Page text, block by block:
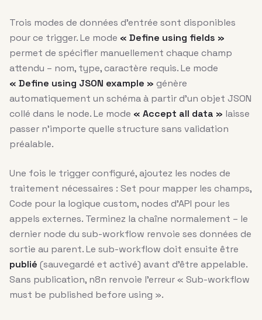
Trois modes de données d’entrée sont disponibles
pour ce trigger. Le mode « Define using fields »
permet de spécifier manuellement chaque champ
attendu – nom, type, caractère requis. Le mode
« Define using JSON example » génère
automatiquement un schéma à partir d’un objet JSON
collé dans le node. Le mode « Accept all data » laisse
passer n’importe quelle structure sans validation
préalable.
Une fois le trigger configuré, ajoutez les nodes de
traitement nécessaires : Set pour mapper les champs,
Code pour la logique custom, nodes d’API pour les
appels externes. Terminez la chaîne normalement – le
dernier node du sub-workflow renvoie ses données de
sortie au parent. Le sub-workflow doit ensuite être
publié (sauvegardé et activé) avant d’être appelable.
Sans publication, n8n renvoie l’erreur « Sub-workflow
must be published before using ».